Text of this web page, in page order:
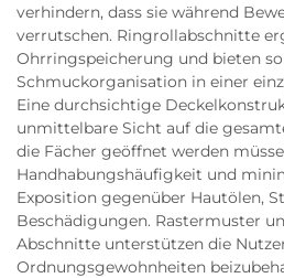
verhindern, dass sie während
verrutschen. Ringrollabschnitte
Ohrringspeicherung und bieten
Schmuckorganisation in einer
Eine durchsichtige
unmittelbare Sicht auf die
die Fächer geöffnet werden
Handhabungshäufigkeit und
Exposition gegenüber Hautölen,
Beschädigungen. Rastermuster
Abschnitte unterstützen die
Ordnungsgewohnheiten